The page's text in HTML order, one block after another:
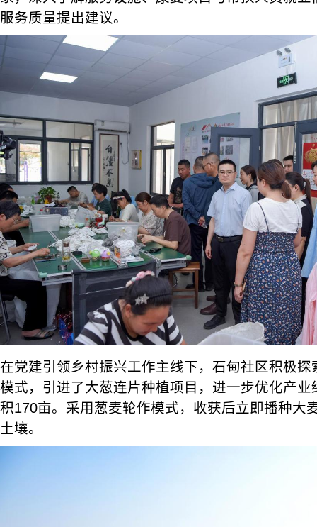
服务质量提出建议。
在党建引领乡村振兴工作主线下，石甸社区积极
模式，引进了大葱连片种植项目，进一步优化产
积170亩。采用葱麦轮作模式，收获后立即播种大
土壤。